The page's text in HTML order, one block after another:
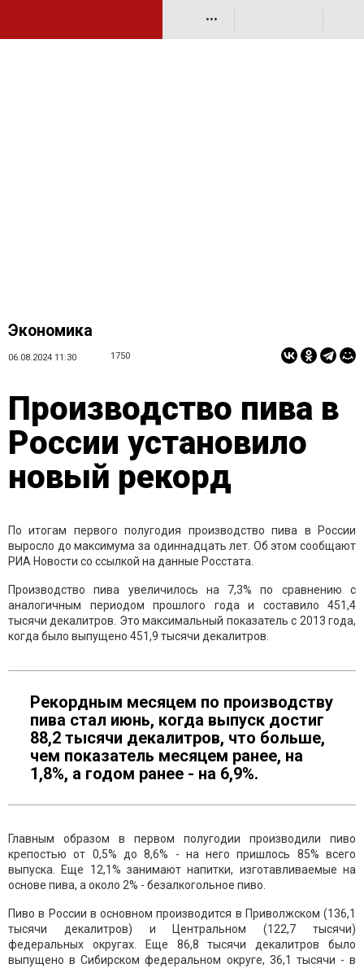
•••
Экономика
06.08.2024 11:30 1750
Производство пива в
России установило
новый рекорд
По итогам первого полугодия производство пива в России
выросло до максимума за одиннадцать лет. Об этом сообщают
РИА Новости со ссылкой на данные Росстата.
Производство пива увеличилось на 7,3% по сравнению с
аналогичным периодом прошлого года и составило 451,4
тысячи декалитров. Это максимальный показатель с 2013 года,
когда было выпущено 451,9 тысячи декалитров.
Рекордным месяцем по производству
пива стал июнь, когда выпуск достиг
88,2 тысячи декалитров, что больше,
чем показатель месяцем ранее, на
1,8%, а годом ранее - на 6,9%.
Главным образом в первом полугодии производили пиво
крепостью от 0,5% до 8,6% - на него пришлось 85% всего
выпуска. Еще 12,1% занимают напитки, изготавливаемые на
основе пива, а около 2% - безалкогольное пиво.
Пиво в России в основном производится в Приволжском (136,1
тысячи декалитров) и Центральном (122,7 тысячи)
федеральных округах. Еще 86,8 тысячи декалитров было
выпущено в Сибирском федеральном округе, 36,1 тысячи - в